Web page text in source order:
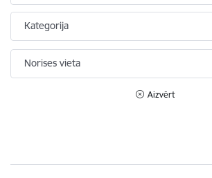
Kategorija
Norises vieta
Aizvērt